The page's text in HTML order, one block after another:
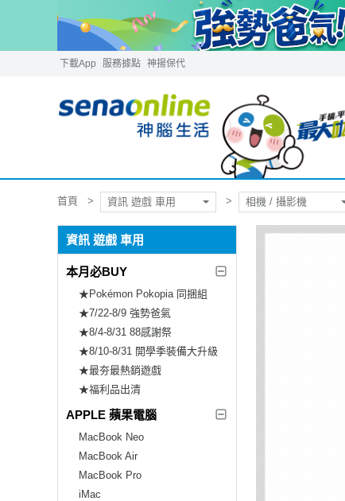
下載App 服務據點 神揚保代
首頁 資訊 遊戲 車用 相機 / 攝影機
資訊 遊戲 車用
本月必BUY
★Pokémon Pokopia 同捆組
★7/22-8/9 強勢爸氣
★8/4-8/31 88感謝祭
★8/10-8/31 開學季裝備大升級
★最夯最熱銷遊戲
★福利品出清
APPLE 蘋果電腦
MacBook Neo
MacBook Air
MacBook Pro
iMac